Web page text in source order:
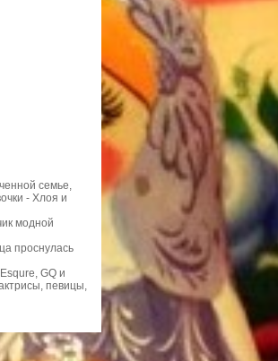
семье,
- Хлоя и
модной
проснулась
GQ и
певицы,